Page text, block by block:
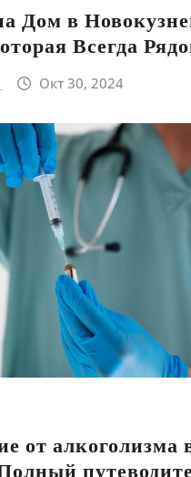
Дом в
Всегда
Окт 30, 2024
от алкоголизма